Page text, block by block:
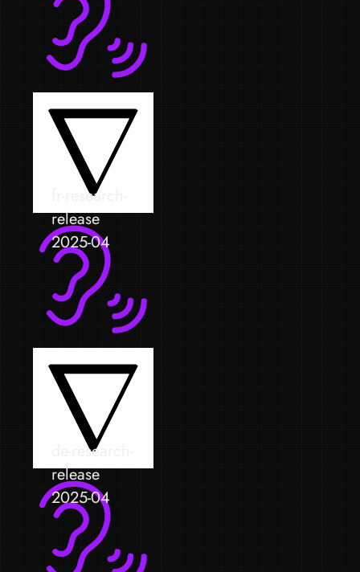
fr-research-
release
2025-04
de-research-
release
2025-04